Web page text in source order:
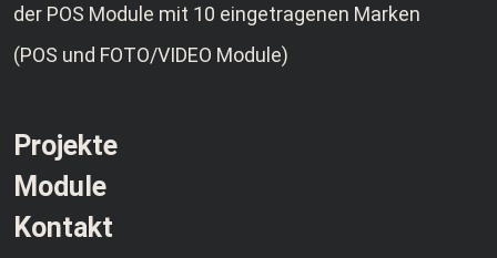
der POS Module mit 10 eingetragenen Marken
(POS und FOTO/VIDEO Module)
Projekte
Module
Kontakt